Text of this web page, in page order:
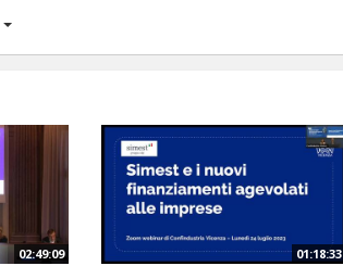
02:49:09 01:18:33